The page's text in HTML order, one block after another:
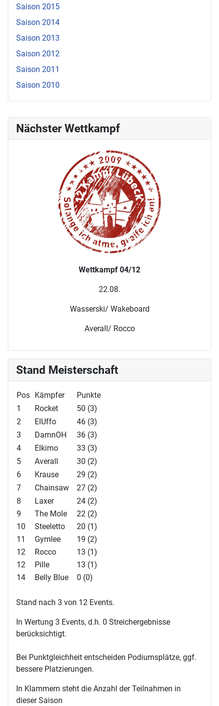
Nächster Wettkampf
Wettkampf 04/12
22.08.
Wasserski/ Wakeboard
Averall/ Rocco
Stand Meisterschaft
Pos Kämpfer
Punkte
1
Rocket
50 (3)
2
ElUffo
46 (3)
3
DamnOH
36 (3)
4
Elkimo
33 (3)
5
Averall
30 (2)
6
Krause
29 (2)
7
Chainsaw
27 (2)
8
Laxer
24 (2)
9
The Mole
22 (2)
10
Steeletto
20 (1)
11
Gymlee
19 (2)
12
Rocco
13 (1)
12
Pille
13 (1)
14
Belly Blue 0 (0)
Stand nach 3 von 12 Events.
In Wertung 3 Events, d.h. 0 Streichergebnisse
berücksichtigt.
Bei Punktgleichheit entscheiden Podiumsplätze, ggf.
bessere Platzierungen.
In Klammern steht die Anzahl der Teilnahmen in
dieser Saison
Saison 2015
Saison 2014
Saison 2013
Saison 2012
Saison 2011
Saison 2010